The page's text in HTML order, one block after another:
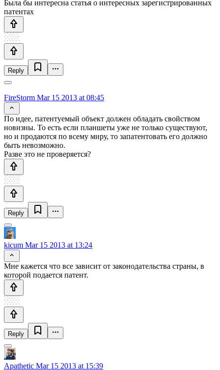
Была бы интересна статья о интересных зарегистрированных
патентах
Reply
FireStorm Mar 15 2013 at 08:45
По идее, патентуемый объект должен обладать свойством
новизны. То есть если планшеты уже не только существуют,
но и продаются по всему миру, то запатентовать его должно
быть невозможно.
Разве это не проверяется?
Reply
kicum Mar 15 2013 at 13:24
Мне кажется что все зависит от законодательства страны, в
которой подается патент.
Reply
Apathetic Mar 15 2013 at 15:39